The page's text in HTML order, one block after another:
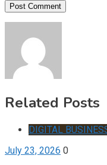
Related Posts
DIGITAL
July 23, 2026 0